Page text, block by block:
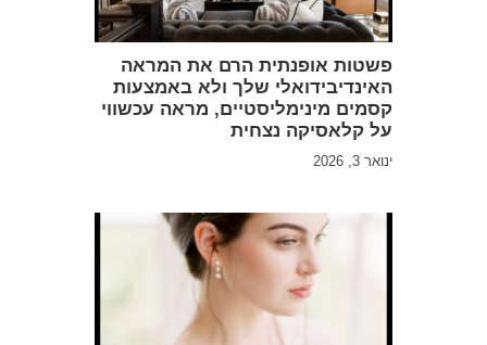
פשטות אופנתית הרם את המראה
האינדיבידואלי שלך ולא באמצעות
קסמים מינימליסטיים, מראה עכשווי
על קלאסיקה נצחית
ינואר 3, 2026